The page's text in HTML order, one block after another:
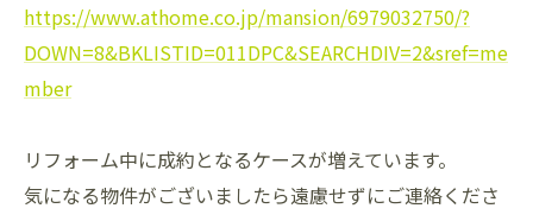
https://www.athome.co.jp/mansion/6979032750/?
DOWN=8&BKLISTID=011DPC&SEARCHDIV=2&sref=me
mber
リフォーム中に成約となるケースが増えています。
気になる物件がございましたら遠慮せずにご連絡くださ